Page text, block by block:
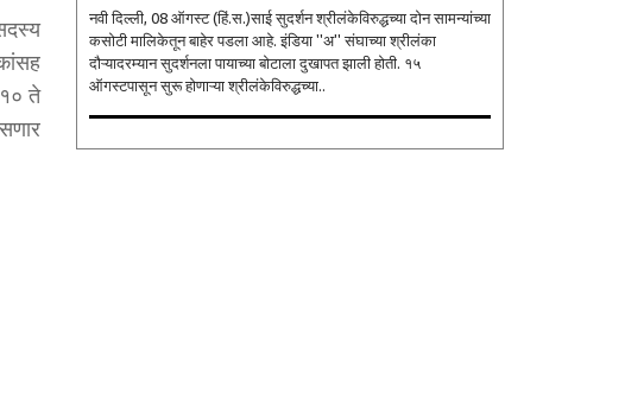
ते
नवी दिल्ली, 08 ऑगस्ट (हिं.स.)साई सुदर्शन श्रीलंकेविरुद्धच्या दोन सामन्यांच्या
कसोटी मालिकेतून बाहेर पडला आहे. इंडिया ''अ'' संघाच्या श्रीलंका
दौऱ्यादरम्यान सुदर्शनला पायाच्या बोटाला दुखापत झाली होती. १५
ऑगस्टपासून सुरू होणाऱ्या श्रीलंकेविरुद्धच्या..